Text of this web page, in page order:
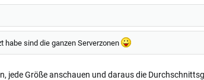
sind die ganzen Serverzonen
jede Größe anschauen und daraus die